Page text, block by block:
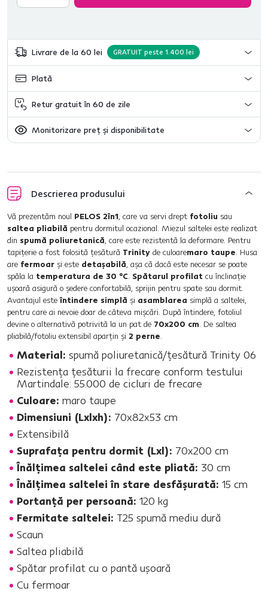
Livrare de la 60 lei GRATUIT peste 1.400 lei
Plată
Retur gratuit în 60 de zile
Monitorizare preț și disponibilitate
Descrierea produsului
Vă prezentăm noul PELOS 2în1, care va servi drept fotoliu sau
saltea pliabilă pentru dormitul ocazional. Miezul saltelei este realizat
din spumă poliuretanică, care este rezistentă la deformare. Pentru
tapiţerie a fost folosită ţesătură Trinity de culoaremaro taupe. Husa
are fermoar şi este detaşabilă, aşa că dacă este necesar se poate
spăla la temperatura de 30 °C. Spătarul profilat cu înclinaţie
uşoară asigură o şedere confortabilă, sprijin pentru spate sau dormit.
Avantajul este întindere simplă şi asamblarea simplă a saltelei,
pentru care ai nevoie doar de câteva mişcări. După întindere, fotoliul
devine o alternativă potrivită la un pat de 70x200 cm. De saltea
pliabilă/fotoliu extensibil aparţin şi 2 perne.
Material: spumă poliuretanică/ţesătură Trinity 06
Rezistenţa ţesăturii la frecare conform testului
Martindale: 55.000 de cicluri de frecare
Culoare: maro taupe
Dimensiuni (Lxlxh): 70x82x53 cm
Extensibilă
Suprafaţa pentru dormit (Lxl): 70x200 cm
Înălţimea saltelei când este pliată: 30 cm
Înălţimea saltelei în stare desfăşurată: 15 cm
Portanţă per persoană: 120 kg
Fermitate saltelei: T25 spumă mediu dură
Scaun
Saltea pliabilă
Spătar profilat cu o pantă uşoară
Cu fermoar